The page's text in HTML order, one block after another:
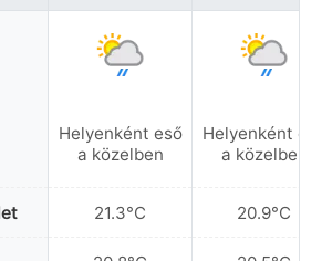
Helyenként eső
a közelben
21.3°C
Helyenként
a közelben
20.9°C